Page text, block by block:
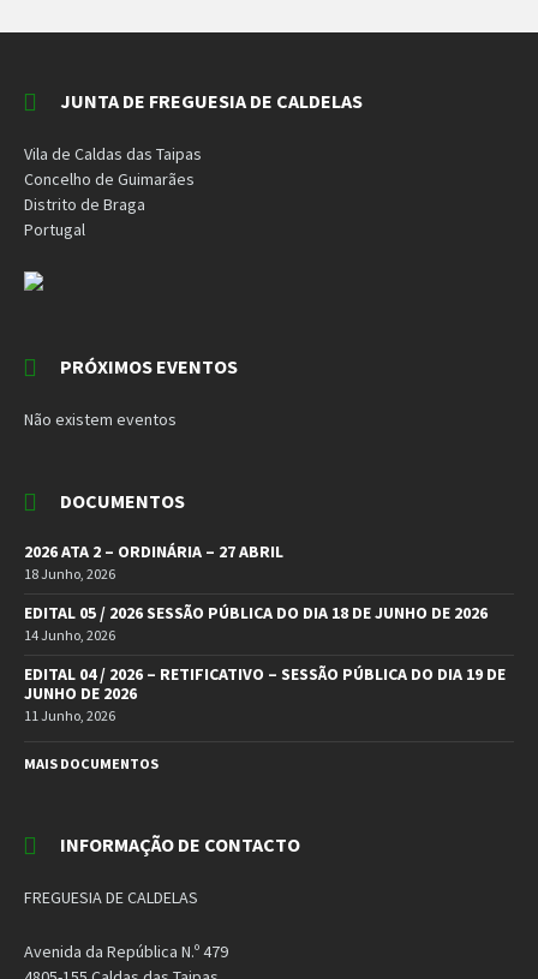
JUNTA DE FREGUESIA DE CALDELAS
Vila de Caldas das Taipas
Concelho de Guimarães
Distrito de Braga
Portugal
PRÓXIMOS EVENTOS
Não existem eventos
DOCUMENTOS
2026 ATA 2 – ORDINÁRIA – 27 ABRIL
18 Junho, 2026
EDITAL 05 / 2026 SESSÃO PÚBLICA DO DIA 18 DE JUNHO DE 2026
14 Junho, 2026
EDITAL 04 / 2026 – RETIFICATIVO – SESSÃO PÚBLICA DO DIA 19 DE
JUNHO DE 2026
11 Junho, 2026
MAIS DOCUMENTOS
INFORMAÇÃO DE CONTACTO
FREGUESIA DE CALDELAS
Avenida da República N.º 479